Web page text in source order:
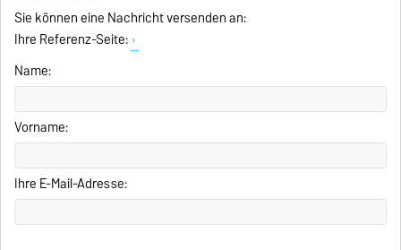
Sie können eine Nachricht versenden an:
Ihre Referenz-Seite:
Name:
Vorname:
Ihre E-Mail-Adresse: